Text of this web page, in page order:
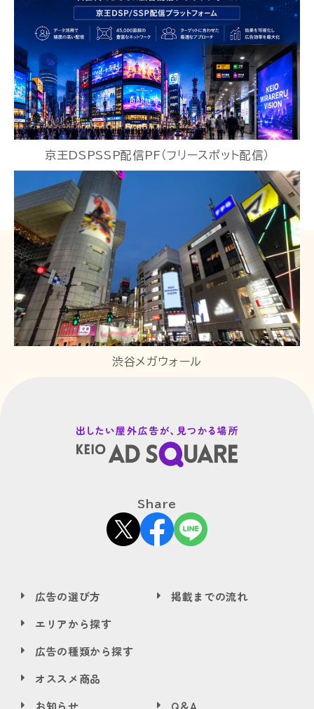
京王DSPSSP配信PF（フリースポット配信）
渋谷メガウォール
Share
広告の選び方
掲載までの流れ
エリアから探す
広告の種類から探す
オススメ商品
お知らせ
Q＆A